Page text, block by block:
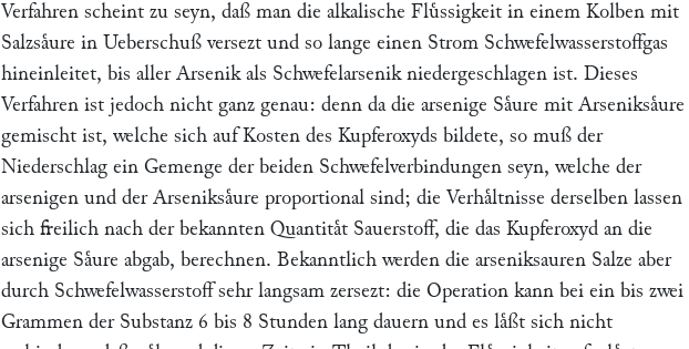
Verfahren scheint zu seyn, daß man die alkalische Fluͤssigkeit in einem Kolben mit
Salzsaͤure in Ueberschuß versezt und so lange einen Strom Schwefelwasserstoffgas
hineinleitet, bis aller Arsenik als Schwefelarsenik niedergeschlagen ist. Dieses
Verfahren ist jedoch nicht ganz genau: denn da die arsenige Saͤure mit Arseniksaͤure
gemischt ist, welche sich auf Kosten des Kupferoxyds bildete, so muß der
Niederschlag ein Gemenge der beiden Schwefelverbindungen seyn, welche der
arsenigen und der Arseniksaͤure proportional sind; die Verhaͤltnisse derselben lassen
sich freilich nach der bekannten Quantitaͤt Sauerstoff, die das Kupferoxyd an die
arsenige Saͤure abgab, berechnen. Bekanntlich werden die arseniksauren Salze aber
durch Schwefelwasserstoff sehr langsam zersezt: die Operation kann bei ein bis zwei
Grammen der Substanz 6 bis 8 Stunden lang dauern und es laͤßt sich nicht